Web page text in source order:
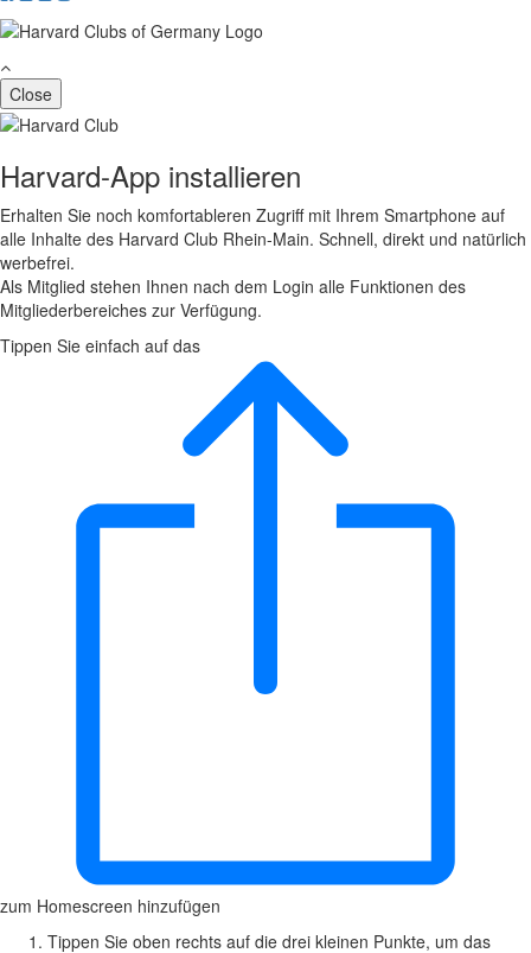
Close
Harvard-App installieren
Erhalten Sie noch komfortableren Zugriff mit Ihrem Smartphone auf
alle Inhalte des Harvard Club Rhein-Main. Schnell, direkt und natürlich
werbefrei.
Als Mitglied stehen Ihnen nach dem Login alle Funktionen des
Mitgliederbereiches zur Verfügung.
Tippen Sie einfach auf das
zum Homescreen hinzufügen
Tippen Sie oben rechts auf die drei kleinen Punkte, um das